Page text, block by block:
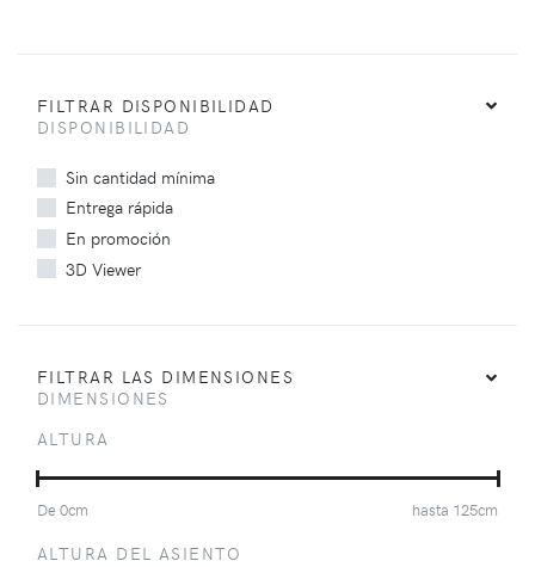
FILTRAR DISPONIBILIDAD
DISPONIBILIDAD
Sin cantidad mínima
Entrega rápida
En promoción
3D Viewer
FILTRAR LAS DIMENSIONES
DIMENSIONES
ALTURA
De0cm hasta 125cm
ALTURA DEL ASIENTO